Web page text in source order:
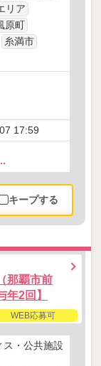
リア
原町
糸満市
17:59
キープする
那覇市前
2回】
WEB応募可
ス・公共施設